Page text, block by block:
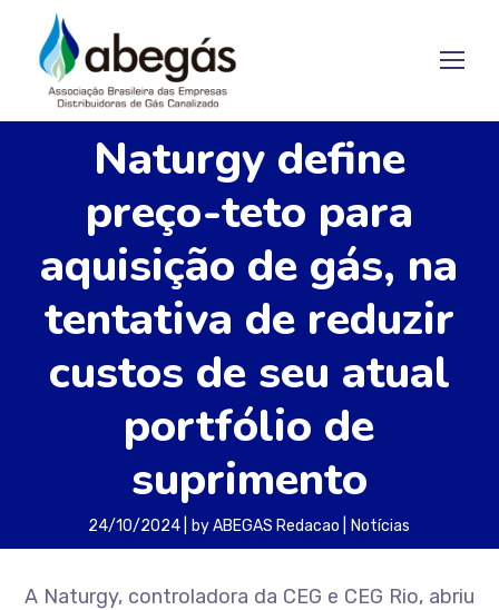
Naturgy define
preço-teto para
aquisição de gás, na
tentativa de reduzir
custos de seu atual
portfólio de
suprimento
24/10/2024 byABEGAS Redacao Notícias
A Naturgy, controladora da CEG e CEG Rio, abriu